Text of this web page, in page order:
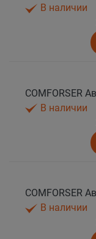
В наличии
В наличии
В наличии